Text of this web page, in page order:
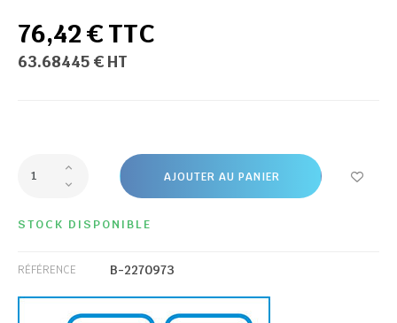
76,42 € TTC
63.68445 € HT
AJOUTER AU PANIER
STOCK DISPONIBLE
RÉFÉRENCE B-2270973